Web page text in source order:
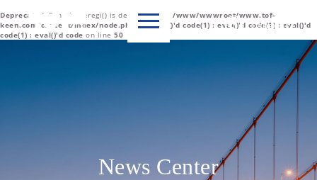
Deprecated : Function eregi() is deprecated in /www/wwwroot/www.tof-
keen.com/content/index/node.php(1) : eval()'d code(1) : eval()'d code(1) : eval()'d
code(1) : eval()'d code on line 50
 Language
中文简体
English
News Center